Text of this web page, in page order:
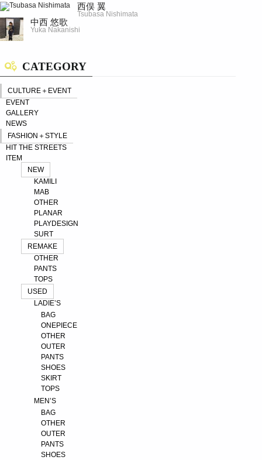
西俣 翼
Tsubasa Nishimata
中西 悠歌
Yuka Nakanishi
CATEGORY
CULTURE＋EVENT
EVENT
GALLERY
NEWS
FASHION＋STYLE
HIT THE STREETS
ITEM
NEW
KAMILI
MAB
OTHER
PLANAR
PLAYDESIGN
SURT
REMAKE
OTHER
PANTS
TOPS
USED
LADIE’S
BAG
ONEPIECE
OTHER
OUTER
PANTS
SHOES
SKIRT
TOPS
MEN’S
BAG
OTHER
OUTER
PANTS
SHOES